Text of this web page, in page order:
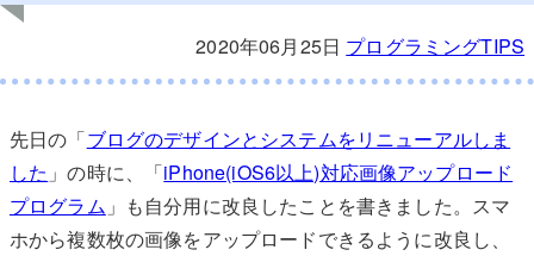
2020年06月25日 プログラミングTIPS
先日の「ブログのデザインとシステムをリニューアルしま
した 」の時に、「iPhone(iOS6以上)対応画像アップロード
プログラム 」も自分用に改良したことを書きました。スマ
ホから複数枚の画像をアップロードできるように改良し、